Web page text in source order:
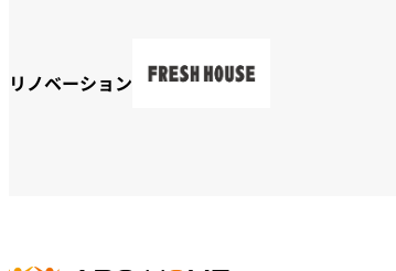
リノベーション